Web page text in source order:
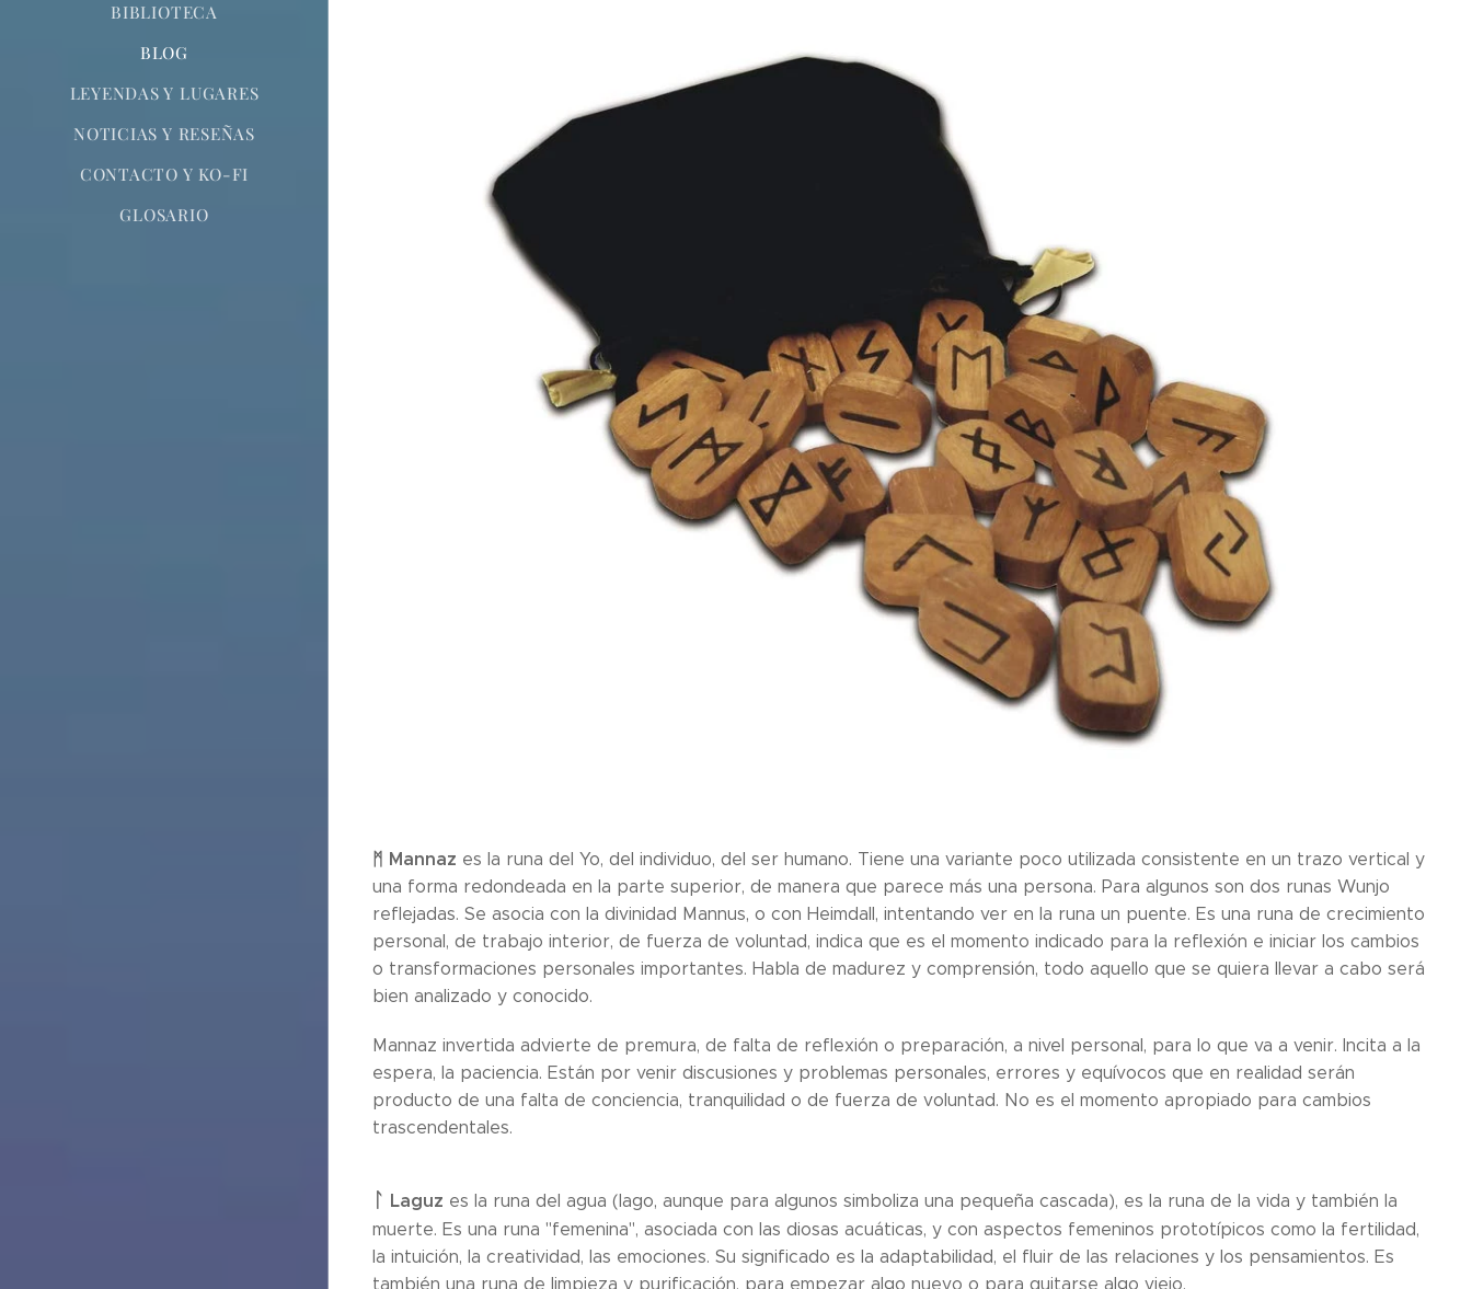
BIBLIOTECA
BLOG
LEYENDAS Y LUGARES
NOTICIAS Y RESEÑAS
CONTACTO Y KO-FI
GLOSARIO
ᛗ Mannaz es la runa del Yo, del individuo, del ser humano. Tiene una variante poco utilizada consistente en un trazo vertical y
una forma redondeada en la parte superior, de manera que parece más una persona. Para algunos son dos runas Wunjo
reflejadas. Se asocia con la divinidad Mannus, o con Heimdall, intentando ver en la runa un puente. Es una runa de crecimiento
personal, de trabajo interior, de fuerza de voluntad, indica que es el momento indicado para la reflexión e iniciar los cambios
o transformaciones personales importantes. Habla de madurez y comprensión, todo aquello que se quiera llevar a cabo será
bien analizado y conocido.
Mannaz invertida advierte de premura, de falta de reflexión o preparación, a nivel personal, para lo que va a venir. Incita a la
espera, la paciencia. Están por venir discusiones y problemas personales, errores y equívocos que en realidad serán
producto de una falta de conciencia, tranquilidad o de fuerza de voluntad. No es el momento apropiado para cambios
trascendentales.
ᛚ Laguz es la runa del agua (lago, aunque para algunos simboliza una pequeña cascada), es la runa de la vida y también la
muerte. Es una runa "femenina", asociada con las diosas acuáticas, y con aspectos femeninos prototípicos como la fertilidad,
la intuición, la creatividad, las emociones. Su significado es la adaptabilidad, el fluir de las relaciones y los pensamientos. Es
también una runa de limpieza y purificación, para empezar algo nuevo o para quitarse algo viejo.